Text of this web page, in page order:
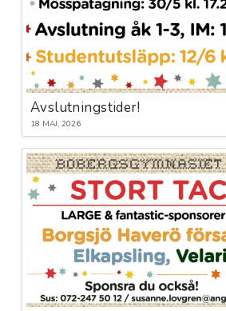
Avslutningstider!
18 MAJ, 2026